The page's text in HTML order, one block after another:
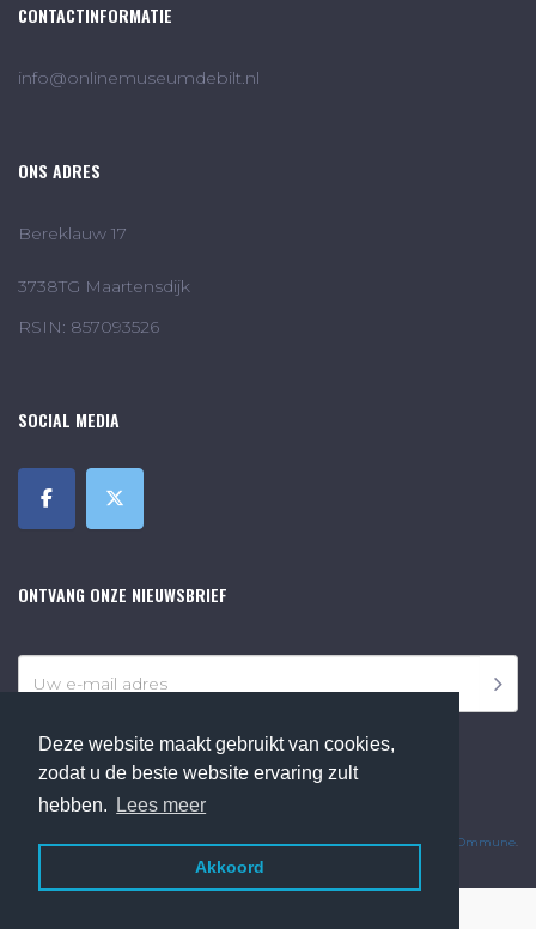
Deze website maakt gebruikt van cookies,
zodat u de beste website ervaring zult
hebben.
Lees meer
Akkoord
CONTACTINFORMATIE
info@onlinemuseumdebilt.nl
ONS ADRES
Bereklauw 17
3738TG Maartensdijk
RSIN: 857093526
SOCIAL MEDIA
ONTVANG ONZE NIEUWSBRIEF
©2018 Online Museum de Bilt. Alle rechten voorbehouden.
Website Developed by
Ommune